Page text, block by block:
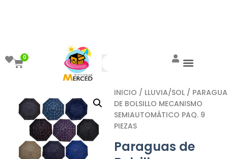
0
INICIO / LLUVIA/SOL /
DE BOLSILLO MECANISMO
SEMIAUTOMÁTICO PAQ. 9
PIEZAS
Paraguas de